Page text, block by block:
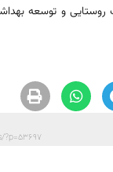
روستایی و توسعه
?p=53697